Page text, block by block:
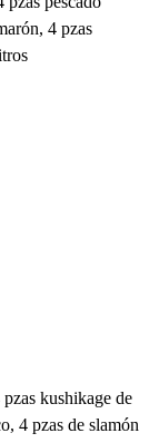
4 pzas
kushikage de
4 pzas de slamón